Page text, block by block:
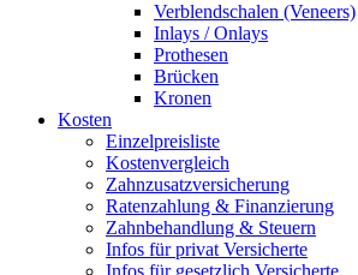
Verblendschalen (Veneers)
Inlays / Onlays
Prothesen
Brücken
Kronen
Kosten
Einzelpreisliste
Kostenvergleich
Zahnzusatzversicherung
Ratenzahlung & Finanzierung
Zahnbehandlung & Steuern
Infos für privat Versicherte
Infos für gesetzlich Versicherte